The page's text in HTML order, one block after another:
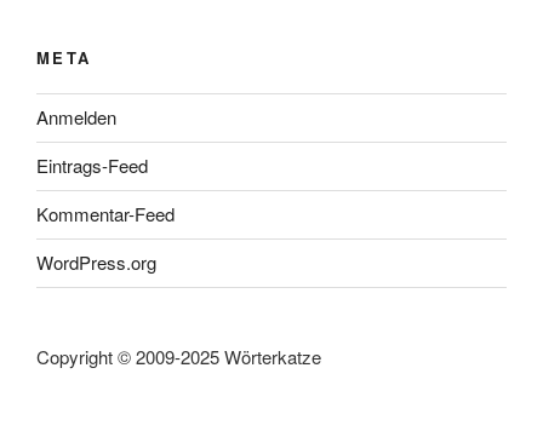
META
Anmelden
Eintrags-Feed
Kommentar-Feed
WordPress.org
Copyright © 2009-2025 Wörterkatze